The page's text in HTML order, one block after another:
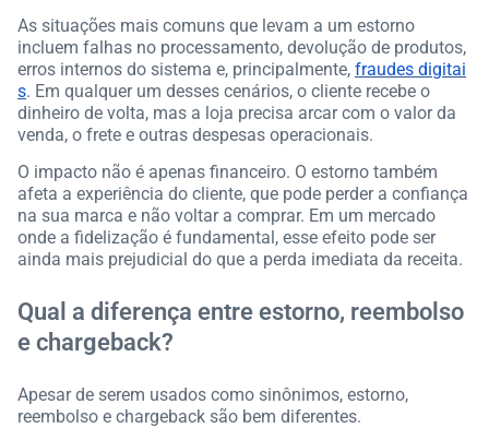
As situações mais comuns que levam a um estorno
incluem falhas no processamento, devolução de produtos,
erros internos do sistema e, principalmente, fraudes digitai
s. Em qualquer um desses cenários, o cliente recebe o
dinheiro de volta, mas a loja precisa arcar com o valor da
venda, o frete e outras despesas operacionais.
O impacto não é apenas financeiro. O estorno também
afeta a experiência do cliente, que pode perder a confiança
na sua marca e não voltar a comprar. Em um mercado
onde a fidelização é fundamental, esse efeito pode ser
ainda mais prejudicial do que a perda imediata da receita.
Qual a diferença entre estorno, reembolso
e chargeback?
Apesar de serem usados como sinônimos, estorno,
reembolso e chargeback são bem diferentes.